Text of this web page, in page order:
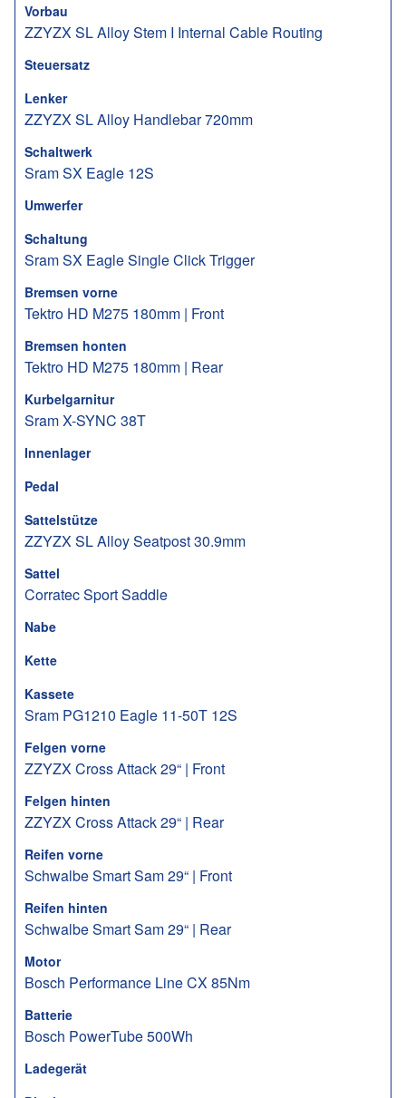
Vorbau
ZZYZX SL Alloy Stem I Internal Cable Routing
Steuersatz
Lenker
ZZYZX SL Alloy Handlebar 720mm
Schaltwerk
Sram SX Eagle 12S
Umwerfer
Schaltung
Sram SX Eagle Single Click Trigger
Bremsen vorne
Tektro HD M275 180mm | Front
Bremsen honten
Tektro HD M275 180mm | Rear
Kurbelgarnitur
Sram X-SYNC 38T
Innenlager
Pedal
Sattelstütze
ZZYZX SL Alloy Seatpost 30.9mm
Sattel
Corratec Sport Saddle
Nabe
Kette
Kassete
Sram PG1210 Eagle 11-50T 12S
Felgen vorne
ZZYZX Cross Attack 29“ | Front
Felgen hinten
ZZYZX Cross Attack 29“ | Rear
Reifen vorne
Schwalbe Smart Sam 29“ | Front
Reifen hinten
Schwalbe Smart Sam 29“ | Rear
Motor
Bosch Performance Line CX 85Nm
Batterie
Bosch PowerTube 500Wh
Ladegerät